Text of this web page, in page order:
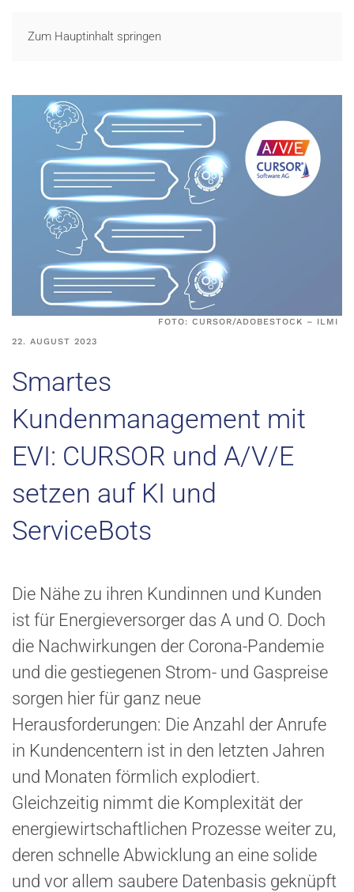
Zum Hauptinhalt springen
FOTO: CURSOR/ADOBESTOCK – ILMI
22. AUGUST 2023
Smartes
Kundenmanagement mit
EVI: CURSOR und A/V/E
setzen auf KI und
ServiceBots
Die Nähe zu ihren Kundinnen und Kunden
ist für Energieversorger das A und O. Doch
die Nachwirkungen der Corona-Pandemie
und die gestiegenen Strom- und Gaspreise
sorgen hier für ganz neue
Herausforderungen: Die Anzahl der Anrufe
in Kundencentern ist in den letzten Jahren
und Monaten förmlich explodiert.
Gleichzeitig nimmt die Komplexität der
energiewirtschaftlichen Prozesse weiter zu,
deren schnelle Abwicklung an eine solide
und vor allem saubere Datenbasis geknüpft